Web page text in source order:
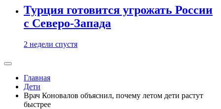
Турция готовится угрожать России
с Северо-Запада
2 недели спустя
Главная
Дети
Врач Коновалов объяснил, почему летом дети растут
быстрее